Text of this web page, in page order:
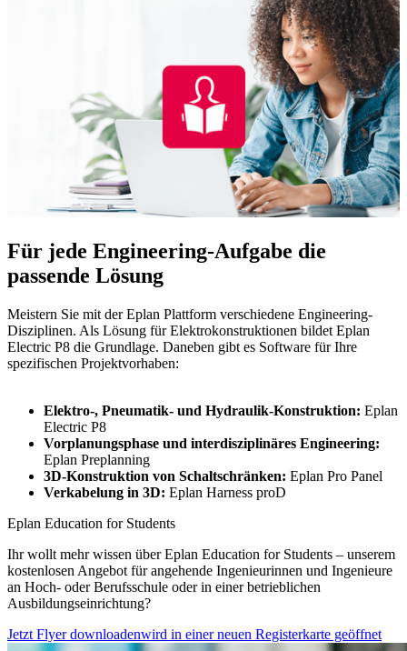
Für jede Engineering-Aufgabe die
passende Lösung
Meistern Sie mit der Eplan Plattform verschiedene Engineering-
Disziplinen. Als Lösung für Elektrokonstruktionen bildet Eplan
Electric P8 die Grundlage. Daneben gibt es Software für Ihre
spezifischen Projektvorhaben:
Elektro-, Pneumatik- und Hydraulik-Konstruktion: Eplan
Electric P8
Vorplanungsphase und interdisziplinäres Engineering:
Eplan Preplanning
3D-Konstruktion von Schaltschränken: Eplan Pro Panel
Verkabelung in 3D: Eplan Harness proD
Eplan Education for Students
Ihr wollt mehr wissen über Eplan Education for Students – unserem
kostenlosen Angebot für angehende Ingenieurinnen und Ingenieure
an Hoch- oder Berufsschule oder in einer betrieblichen
Ausbildungseinrichtung?
Jetzt Flyer downloadenwird in einer neuen Registerkarte geöffnet